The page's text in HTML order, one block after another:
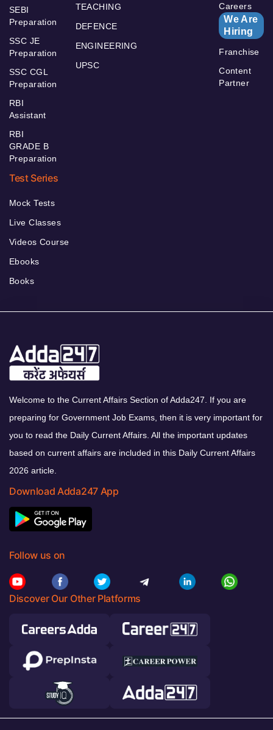
SEBI
Preparation
SSC JE
Preparation
SSC CGL
Preparation
RBI
Assistant
RBI
GRADE B
Preparation
TEACHING
DEFENCE
ENGINEERING
UPSC
Careers
We Are
Hiring
Franchise
Content
Partner
Test Series
Mock Tests
Live Classes
Videos Course
Ebooks
Books
Welcome to the Current Affairs Section of Adda247. If you are
preparing for Government Job Exams, then it is very important for
you to read the Daily Current Affairs. All the important updates
based on current affairs are included in this Daily Current Affairs
2026 article.
Download Adda247 App
Follow us on
Discover Our Other Platforms